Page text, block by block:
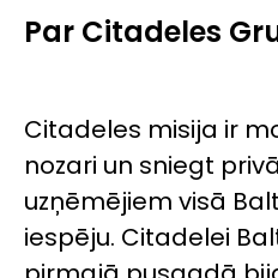
Par Citadeles
Citadeles misija ir
nozari un sniegt
uzņēmējiem visā
iespēju. Citadelei